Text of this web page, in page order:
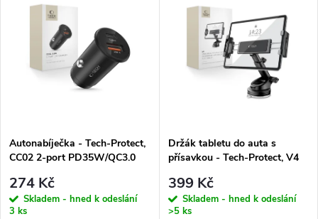
Autonabíječka - Tech-Protect,
CC02 2-port PD35W/QC3.0
274 Kč
Skladem - hned k odeslání
3 ks
Držák tabletu do auta s
přísavkou - Tech-Protect, V4
399 Kč
Skladem - hned k odeslání
>5 ks